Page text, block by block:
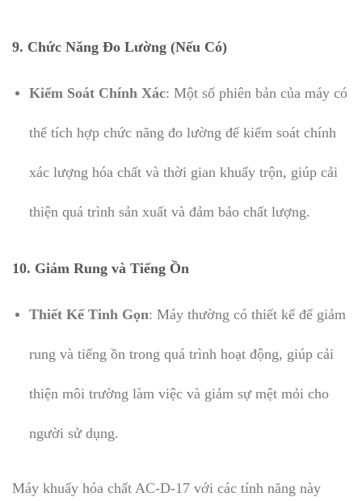
9. Chức Năng Đo Lường (Nếu Có)
Kiểm Soát Chính Xác: Một số phiên bản của máy có
thể tích hợp chức năng đo lường để kiểm soát chính
xác lượng hóa chất và thời gian khuấy trộn, giúp cải
thiện quá trình sản xuất và đảm bảo chất lượng.
10. Giảm Rung và Tiếng Ồn
Thiết Kế Tinh Gọn: Máy thường có thiết kế để giảm
rung và tiếng ồn trong quá trình hoạt động, giúp cải
thiện môi trường làm việc và giảm sự mệt mỏi cho
người sử dụng.
Máy khuấy hóa chất AC-D-17 với các tính năng này